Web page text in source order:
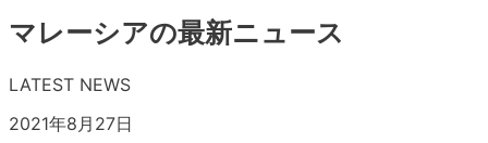
マレーシアの最新ニュース
LATEST NEWS
2021年8月27日